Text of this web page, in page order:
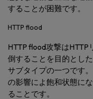
することが困難です。
HTTP flood
HTTP flood攻撃は
倒することを目的とし
サブタイプの一つです
の影響によ飽和状態に
ることです。